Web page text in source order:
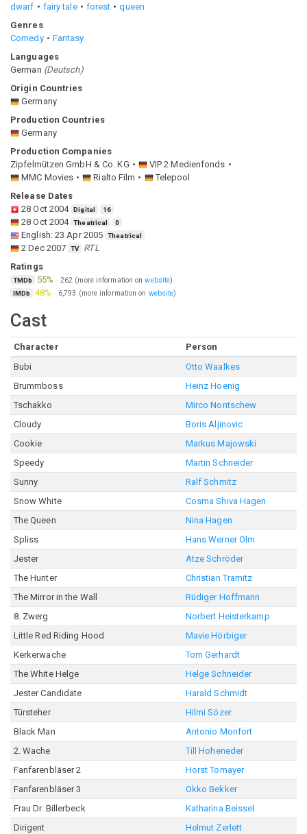
dwarf
fairy tale forest
queen
Genres
Comedy
Fantasy
Languages
German (Deutsch)
Origin Countries
Germany
Production Countries
Germany
Production Companies
Zipfelmützen GmbH & Co. KG
VIP 2 Medienfonds
MMC Movies
Rialto Film
Telepool
Release Dates
28 Oct 2004
Digital 16
28 Oct 2004 Theatrical 0
English: 23 Apr 2005 Theatrical
2 Dec 2007 TV
RTL
Ratings
TMDb 55% · 262 (more information onwebsite)
IMDb 48% · 6,793 (more information on website)
Cast
Character
Person
Bubi
Otto Waalkes
Brummboss
Heinz Hoenig
Tschakko
Mirco Nontschew
Cloudy
Boris Aljinovic
Cookie
Markus Majowski
Speedy
Martin Schneider
Sunny
Ralf Schmitz
Snow White
Cosma Shiva Hagen
The Queen
Nina Hagen
Spliss
Hans Werner Olm
Jester
Atze Schröder
The Hunter
Christian Tramitz
The Mirror in the Wall
Rüdiger Hoffmann
8. Zwerg
Norbert Heisterkamp
Little Red Riding Hood
Mavie Hörbiger
Kerkerwache
Tom Gerhardt
The White Helge
Helge Schneider
Jester Candidate
Harald Schmidt
Türsteher
Hilmi Sözer
Black Man
Antonio Monfort
2. Wache
Till Hoheneder
Fanfarenbläser 2
Horst Tomayer
Fanfarenbläser 3
Okko Bekker
Frau Dr. Billerbeck
Katharina Beissel
Dirigent
Helmut Zerlett